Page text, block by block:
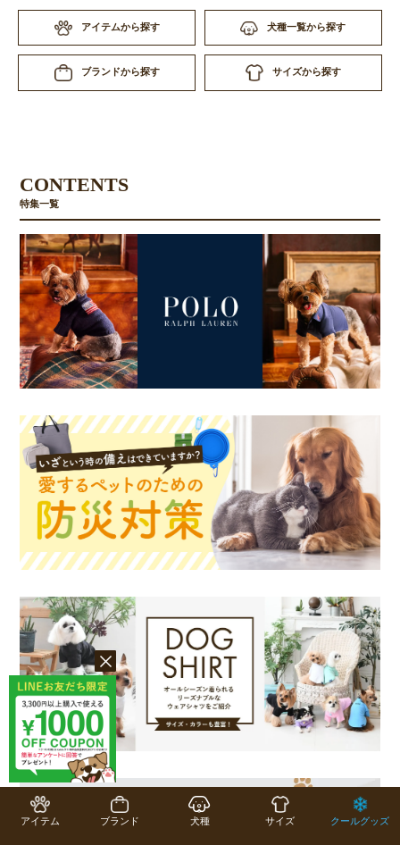
アイテムから探す 犬種一覧から探す
ブランドから探す サイズから探す
アイテム ブランド 犬種 サイズ クールグッズ
CONTENTS
特集一覧